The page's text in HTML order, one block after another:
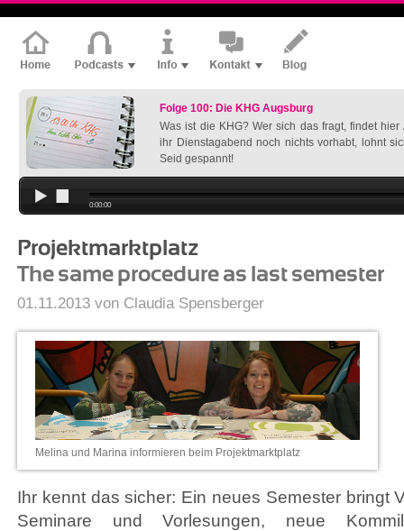
Folge 100: Die KHG Augsburg
Was ist die KHG? Wer sich das fragt, findet hier
ihr Dienstagabend noch nichts vorhabt, lohnt
Seid gespannt!
0:00:00
Projektmarktplatz
The same procedure as last semester
01.11.2013 von Claudia Spensberger
Melina und Marina informieren beim Projektmarktplatz
Ihr kennt das sicher: Ein neues Semester bringt
Seminare und Vorlesungen, neue